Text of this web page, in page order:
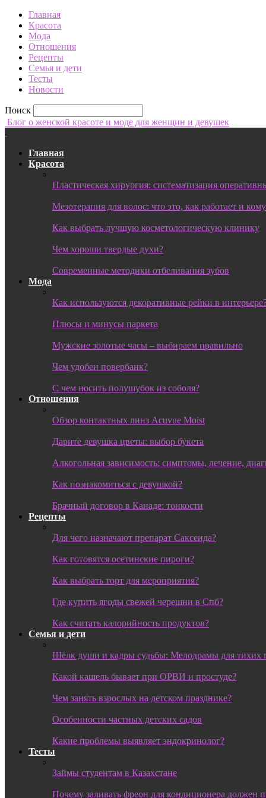
Главная
Красота
Мода
Отношения
Рецепты
Семья и дети
Тесты
Новости
Поиск
Блог о женской красоте и моде для женщин и девушек
Главная
Красота
Пластическая хирургия: систематизация
Мезотерапия для волос: что это, как работает и
Как выбрать лучшую косметологическую клинику
Чем хороши твердые духи?
Современные методики отбеливания зубов
Мода
Как используются декоративные рейки в
Плюсы и минусы паркета
Мужские золотые часы – выбираем правильно
Чем удобен повербанк?
С чем носить полушубок из соболя?
Отношения
Обзор контактных линз Acuvue Moist
Дарите девушка цветы: выбор букета
Алкогольная зависимость: симптомы, лечение,
Как познакомиться с девушкой?
Брачный договор в Канаде: тонкости
Рецепты
Для чего назначают препарат Саксенда?
Как готовятся осетинские пироги?
Как выбрать торт для мероприятия?
Где купить ягоды свежей черешни в Спб?
Как считать калорийность продуктов?
Семья и дети
Шёлк души и кадры судьбы: Мелодрамы для тихих
Какой кашель бывает при ОРВИ и простуде?
Чем занять взрослых на детском празднике?
Особенности частных детских садов
Какие проблемы выявляет эндокринолог?
Тесты
Займы студентам в Казахстане
Почему заливать фреон для кондиционера должен